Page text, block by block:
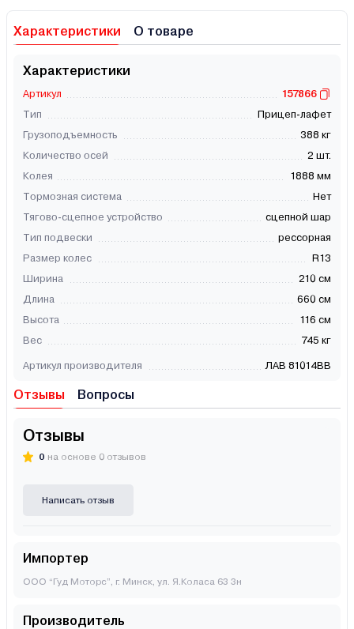
Характеристики О товаре
Характеристики
Артикул
157866
Тип
Прицеп-лафет
Грузоподъемность
388 кг
Количество осей
2 шт.
Колея
1888 мм
Тормозная система
Нет
Тягово-сцепное устройство
сцепной шар
Тип подвески
рессорная
Размер колес
R13
Ширина
210 см
Длина
660 см
Высота
116 см
Вес
745 кг
Артикул производителя ЛАВ 81014ВВ
Отзывы Вопросы
Отзывы
0 на основе 0 отзывов
Написать отзыв
Импортер
ООО “Гуд Моторс”, г. Минск, ул. Я.Коласа 63 3н
Производитель